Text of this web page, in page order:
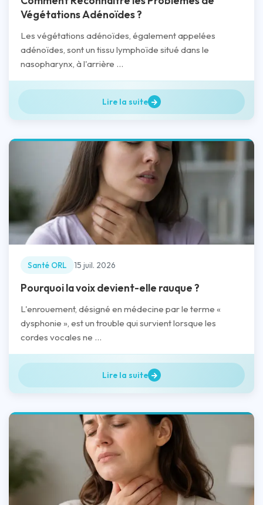
Végétations Adénoïdes ?
Les végétations adénoïdes, également appelées
adénoïdes, sont un tissu lymphoïde situé dans le
nasopharynx, à l'arrière ...
Lire la suite
Santé ORL 15 juil. 2026
Pourquoi la voix devient-elle rauque ?
L'enrouement, désigné en médecine par le terme «
dysphonie », est un trouble qui survient lorsque les
cordes vocales ne ...
Lire la suite